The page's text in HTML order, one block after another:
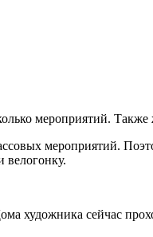
мероприятий.
мероприятий.
велогонку.
художника сейчас